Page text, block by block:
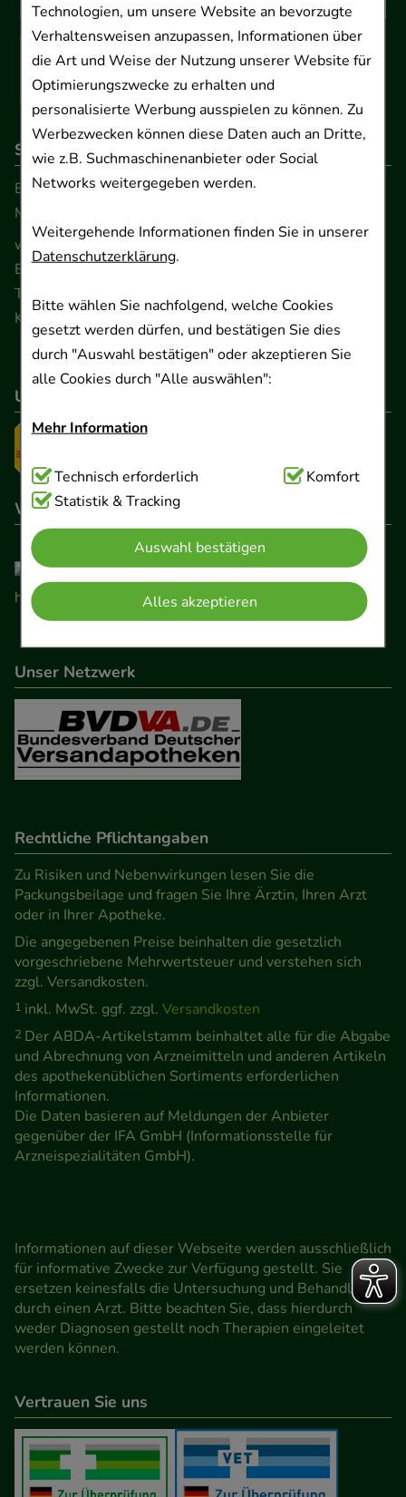
Technologien, um unsere Website an bevorzugte
Verhaltensweisen anzupassen, Informationen über
die Art und Weise der Nutzung unserer Website für
Optimierungszwecke zu erhalten und
personalisierte Werbung ausspielen zu können. Zu
Werbezwecken können diese Daten auch an Dritte,
wie z.B. Suchmaschinenanbieter oder Social
Networks weitergegeben werden.
Weitergehende Informationen finden Sie in unserer
Datenschutzerklärung.
Bitte wählen Sie nachfolgend, welche Cookies
gesetzt werden dürfen, und bestätigen Sie dies
durch "Auswahl bestätigen" oder akzeptieren Sie
alle Cookies durch "Alle auswählen":
Mehr Information
Technisch Notwendig:Hierbei handelt es sich um
Cookies, die für die Grundfunktionen unserer
Website notwendig sind (z.B. Navigation,
Warenkorb, Kundenkonto), weshalb auf diese nicht
verzichtet werden kann.
Komfort:Diese Cookies werden genutzt um das
Einkaufserlebnis noch ansprechender zu gestalten,
beispielsweise für die Wiedererkennung des
Besuchers oder unsere Seite an bevorzugte
Verhaltensweisen (z.B. Spracheinstellung)
anzupassen. Komfort-Cookies ermöglichen es uns
auch auf Ihre Bedürfnisse zugeschrittene Inhalte
Statistik & Tracking:Hierüber lassen sich
Informationen über die Art und Weise der Nutzung
unserer Website sammeln, mit deren Hilfe wir
unsere Website weiter für Sie optimieren können,
den Inhalt auf unserer Website aber auch die
Werbung auf Drittseiten möglichst relevant für Sie
zu gestalten. Bitte beachten Sie, dass Daten hierfür
teilweise an Dritte wie z.B. Google oder soziale
Medien übertragen werden.
Technisch erforderlich
Komfort
Statistik & Tracking
Auswahl bestätigen
Alles akzeptieren
So erreichen Sie uns
Beratung und Kundenservice:
Montag - Freitag von 9.00 bis 17.00 Uhr
www.ApoSalis.de
Ernst-August-Platz 2 · 30159 Hannover
Telefon 0511 89 71 80 0 · Fax 0511 89 71 80 11
Kontaktformular
Unser Versanddienstleister
Wir sind hier gelistet
Unser Netzwerk
Rechtliche Pflichtangaben
Zu Risiken und Nebenwirkungen lesen Sie die
Packungsbeilage und fragen Sie Ihre Ärztin, Ihren Arzt
oder in Ihrer Apotheke.
Die angegebenen Preise beinhalten die gesetzlich
vorgeschriebene Mehrwertsteuer und verstehen sich
zzgl. Versandkosten.
1 inkl. MwSt. ggf. zzgl. Versandkosten
2 Der ABDA-Artikelstamm beinhaltet alle für die Abgabe
und Abrechnung von Arzneimitteln und anderen Artikeln
des apothekenüblichen Sortiments erforderlichen
Informationen.
Die Daten basieren auf Meldungen der Anbieter
gegenüber der IFA GmbH (Informationsstelle für
Arzneispezialitäten GmbH).
Informationen auf dieser Webseite werden ausschließlich
für informative Zwecke zur Verfügung gestellt. Sie
ersetzen keinesfalls die Untersuchung und Behandlung
durch einen Arzt. Bitte beachten Sie, dass hierdurch
weder Diagnosen gestellt noch Therapien eingeleitet
werden können.
Vertrauen Sie uns